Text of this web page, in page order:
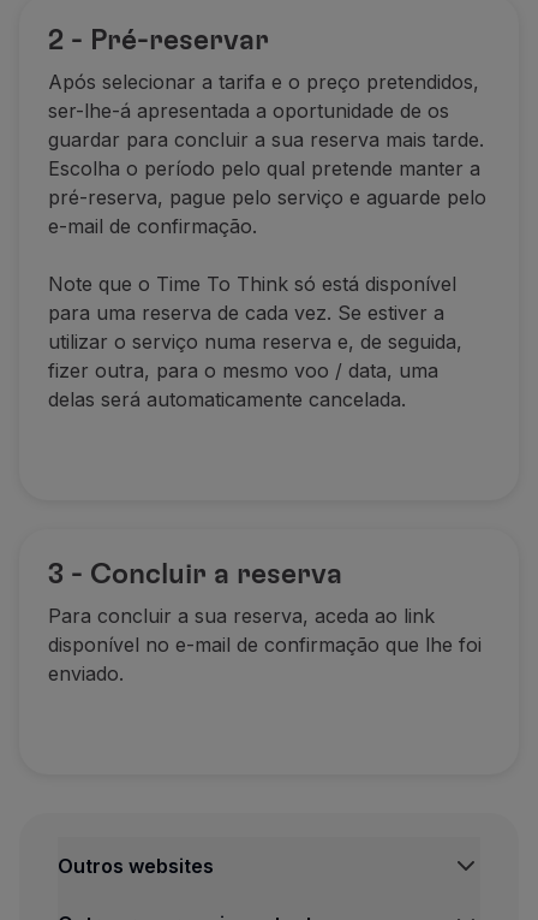
2 - Pré-reservar
Após selecionar a tarifa e o preço pretendidos,
ser-lhe-á apresentada a oportunidade de os
guardar para concluir a sua reserva mais tarde.
Escolha o período pelo qual pretende manter a
pré-reserva, pague pelo serviço e aguarde pelo
e-mail de confirmação.
Note que o Time To Think só está disponível
para uma reserva de cada vez. Se estiver a
utilizar o serviço numa reserva e, de seguida,
fizer outra, para o mesmo voo / data, uma
delas será automaticamente cancelada.
3 - Concluir a reserva
Para concluir a sua reserva, aceda ao link
disponível no e-mail de confirmação que lhe foi
enviado.
Outros websites